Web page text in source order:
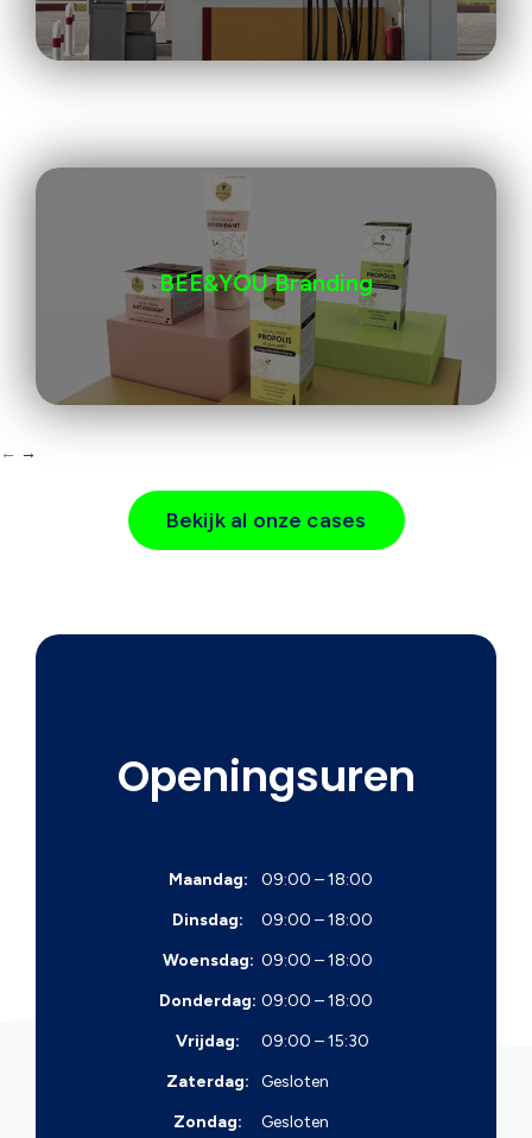
BEE&YOU Branding
← →
Bekijk al onze cases
Openingsuren
Maandag:
09:00 – 18:00
Dinsdag:
09:00 – 18:00
Woensdag: 09:00 – 18:00
Donderdag: 09:00 – 18:00
Vrijdag:
09:00 – 15:30
Zaterdag:
Gesloten
Zondag:
Gesloten